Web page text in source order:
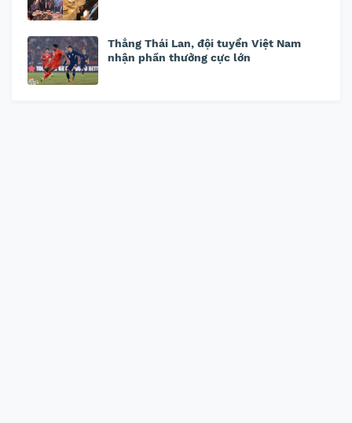
Thắng Thái Lan, đội tuyển Việt Nam
nhận phần thưởng cực lớn